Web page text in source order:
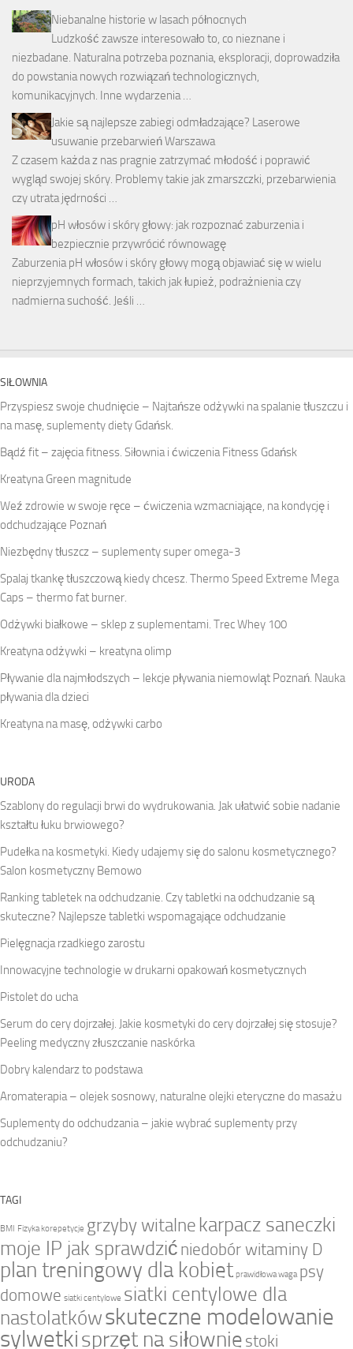
Niebanalne historie w lasach północnych
Ludzkość zawsze interesowało to, co nieznane i
niezbadane. Naturalna potrzeba poznania, eksploracji, doprowadziła
do powstania nowych rozwiązań technologicznych,
komunikacyjnych. Inne wydarzenia …
Jakie są najlepsze zabiegi odmładzające? Laserowe
usuwanie przebarwień Warszawa
Z czasem każda z nas pragnie zatrzymać młodość i poprawić
wygląd swojej skóry. Problemy takie jak zmarszczki, przebarwienia
czy utrata jędrności …
pH włosów i skóry głowy: jak rozpoznać zaburzenia i
bezpiecznie przywrócić równowagę
Zaburzenia pH włosów i skóry głowy mogą objawiać się w wielu
nieprzyjemnych formach, takich jak łupież, podrażnienia czy
nadmierna suchość. Jeśli …
SIŁOWNIA
Przyspiesz swoje chudnięcie – Najtańsze odżywki na spalanie tłuszczu i
na masę, suplementy diety Gdańsk.
Bądź fit – zajęcia fitness. Siłownia i ćwiczenia Fitness Gdańsk
Kreatyna Green magnitude
Weź zdrowie w swoje ręce – ćwiczenia wzmacniające, na kondycję i
odchudzające Poznań
Niezbędny tłuszcz – suplementy super omega-3
Spalaj tkankę tłuszczową kiedy chcesz. Thermo Speed Extreme Mega
Caps – thermo fat burner.
Odżywki białkowe – sklep z suplementami. Trec Whey 100
Kreatyna odżywki – kreatyna olimp
Pływanie dla najmłodszych – lekcje pływania niemowląt Poznań. Nauka
pływania dla dzieci
Kreatyna na masę, odżywki carbo
URODA
Szablony do regulacji brwi do wydrukowania. Jak ułatwić sobie nadanie
kształtu łuku brwiowego?
Pudełka na kosmetyki. Kiedy udajemy się do salonu kosmetycznego?
Salon kosmetyczny Bemowo
Ranking tabletek na odchudzanie. Czy tabletki na odchudzanie są
skuteczne? Najlepsze tabletki wspomagające odchudzanie
Pielęgnacja rzadkiego zarostu
Innowacyjne technologie w drukarni opakowań kosmetycznych
Pistolet do ucha
Serum do cery dojrzałej. Jakie kosmetyki do cery dojrzałej się stosuje?
Peeling medyczny złuszczanie naskórka
Dobry kalendarz to podstawa
Aromaterapia – olejek sosnowy, naturalne olejki eteryczne do masażu
Suplementy do odchudzania – jakie wybrać suplementy przy
odchudzaniu?
TAGI
BMI Fizyka korepetycje grzyby witalne karpacz saneczki
moje IP jak sprawdzić niedobór witaminy D
plan treningowy dla kobiet prawidłowa waga psy
domowe siatki centylowe siatki centylowe dla
nastolatkówskuteczne modelowanie
sylwetkisprzęt na siłownie stoki